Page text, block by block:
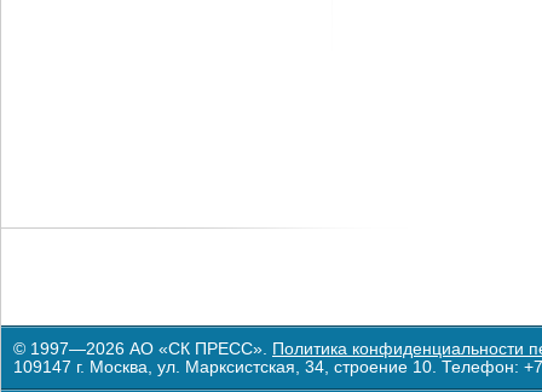
© 1997—2026 АО «СК ПРЕСС». Политика конфиденциальности
109147 г. Москва, ул. Марксистская, 34, строение 10. Телефон: